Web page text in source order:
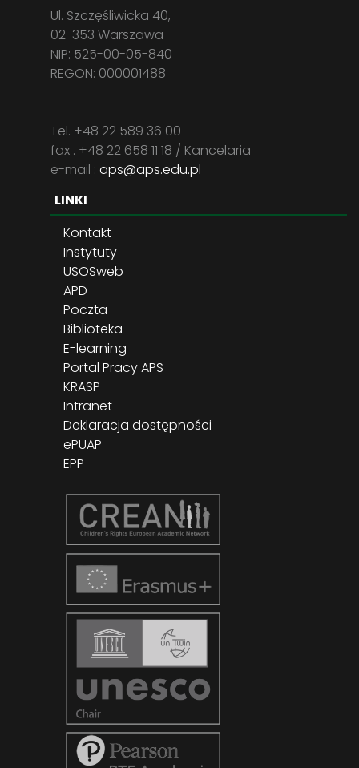
Ul. Szczęśliwicka 40,
02-353 Warszawa
NIP: 525-00-05-840
REGON: 000001488
Tel. +48 22 589 36 00
fax . +48 22 658 11 18 / Kancelaria
e-mail : aps@aps.edu.pl
LINKI
Kontakt
Instytuty
USOSweb
APD
Poczta
Biblioteka
E-learning
Portal Pracy APS
KRASP
Intranet
Deklaracja dostępności
ePUAP
EPP